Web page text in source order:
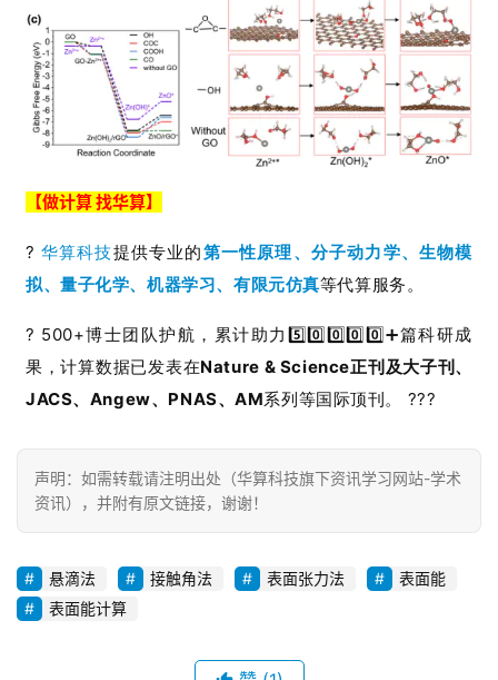
下
载
【做计算 找华算】
? 华算科技提供专业的第一性原理、分子动力学、生物模
拟、量子化学、机器学习、有限元仿真等代算服务。
? 500+博士团队护航，累计助力5️⃣0️⃣0️⃣0️⃣0️⃣➕篇科研成
果，计算数据已发表在Nature & Science正刊及大子刊、
JACS、Angew、PNAS、AM系列等国际顶刊。 ???
声明：如需转载请注明出处（华算科技旗下资讯学习网站-学术
资讯），并附有原文链接，谢谢！
悬滴法 接触角法 表面张力法
表面能
表面能计算